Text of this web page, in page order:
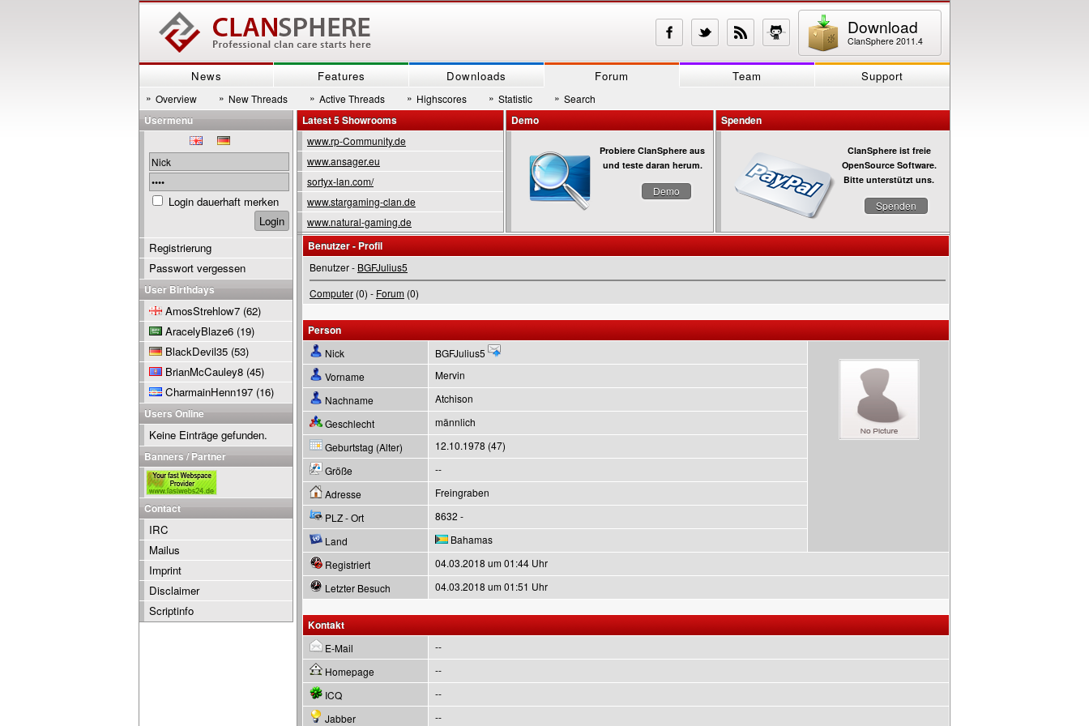
Download
ClanSphere 2011.4
News Features Downloads Forum Team Support
» Overview » New Threads » Active Threads » Highscores » Statistic » Search
Latest 5 Showrooms
www.rp-Community.de
www.ansager.eu
sortyx-lan.com/
www.stargaming-clan.de
www.natural-gaming.de
Demo
Probiere ClanSphere aus
und teste daran herum.
Demo
Spenden
ClanSphere ist freie
OpenSource Software.
Bitte unterstützt uns.
Spenden
Benutzer - Profil
Benutzer - BGFJulius5
Computer (0) - Forum (0)
Person
Nick
BGFJulius5
Vorname
Mervin
Nachname
Atchison
Geschlecht
männlich
Geburtstag (Alter)
12.10.1978 (47)
Größe
--
Adresse
Freingraben
PLZ - Ort
8632 -
Land
Bahamas
Registriert
04.03.2018 um 01:44 Uhr
Letzter Besuch
04.03.2018 um 01:51 Uhr
Kontakt
E-Mail
--
Homepage
--
ICQ
--
Jabber
--
Usermenu
Login dauerhaft merken
Registrierung
Passwort vergessen
User Birthdays
AmosStrehlow7 (62)
AracelyBlaze6 (19)
BlackDevil35 (53)
BrianMcCauley8 (45)
CharmainHenn197 (16)
Users Online
Keine Einträge gefunden.
Banners / Partner
Contact
IRC
Mailus
Imprint
Disclaimer
Scriptinfo